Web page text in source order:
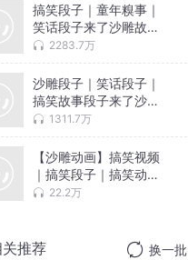
搞笑段子｜童年糗事｜
笑话段子来了沙雕故事
爆笑米小圈
2283.7万
沙雕段子｜笑话段子｜
搞笑故事段子来了沙雕
故事米小圈
1311.7万
【沙雕动画】搞笑视频
｜搞笑段子｜搞笑动画
｜咸鱼原创
22.2万
推荐 换一批